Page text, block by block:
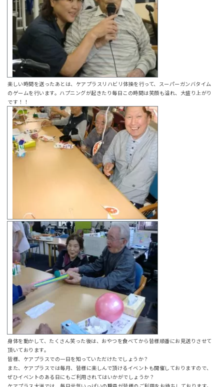
楽しい時間を送ったあとは、ケアプラスリハビリ体操を行って、スーパーガンバタイム
のゲームを行います。ハプニングが起きたり毎日この時間は笑顔も溢れ、大盛り上がり
です！！
身体を動かして、たくさん笑った後は、おやつを食べてから皆様順番にお見送りさせて
頂いております。
皆様、ケアプラスでの一日を知っていただけたでしょうか？
また、ケアプラスでは毎月、皆様に楽しんで頂けるイベントも開催しておりますので、
ぜひイベントのある日にもご利用されてはいかがでしょうか？